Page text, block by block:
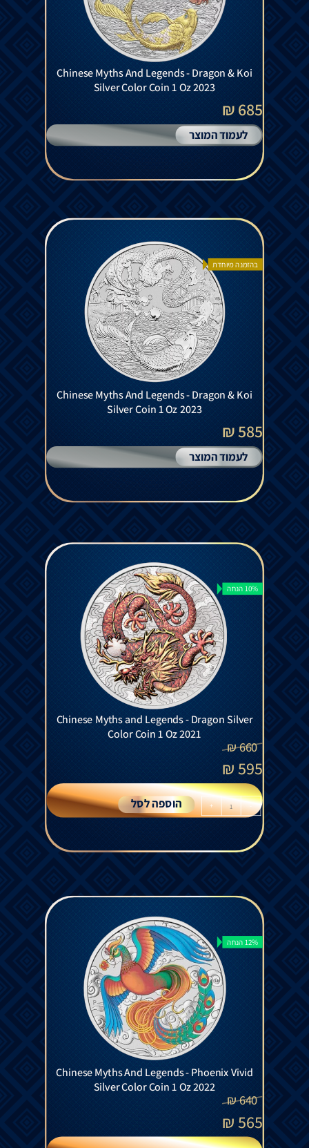
Chinese Myths And Legends - Dragon & Koi
Silver Color Coin 1 Oz 2023
685 ₪
לעמוד המוצר
בהזמנה מיוחדת
Chinese Myths And Legends - Dragon & Koi
Silver Coin 1 Oz 2023
585 ₪
לעמוד המוצר
10% הנחה
Chinese Myths and Legends - Dragon Silver
Color Coin 1 Oz 2021
660
₪
595
₪
-
+ הוספה לסל
12% הנחה
Chinese Myths And Legends - Phoenix Vivid
Silver Color Coin 1 Oz 2022
640
₪
565
₪